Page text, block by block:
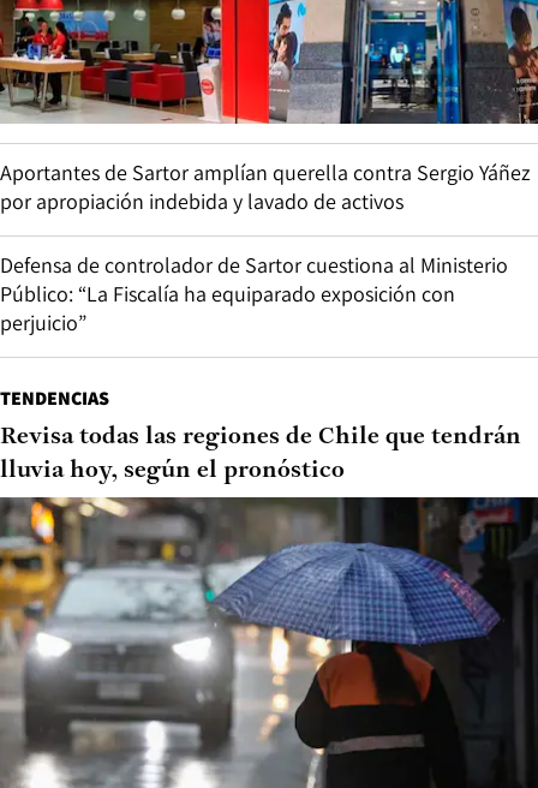
Aportantes de Sartor amplían querella contra Sergio Yáñez
por apropiación indebida y lavado de activos
Defensa de controlador de Sartor cuestiona al Ministerio
Público: “La Fiscalía ha equiparado exposición con
perjuicio”
TENDENCIAS
Revisa todas las regiones de Chile que tendrán
lluvia hoy, según el pronóstico